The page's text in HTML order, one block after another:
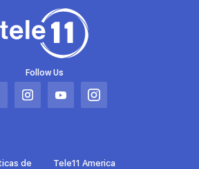
Follow Us
Abrir
pestaña
Abrir
pestaña
Abrir
pestaña
de Tele11 America